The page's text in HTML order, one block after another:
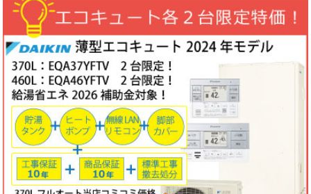
年保証付きコミコミ価格128,000円！
2026年06月02日
キャンペーン
ノーリツでおトクに買替え！ノーリツ対象製品の購入・設置・アプ
リ接続で
現金最大35,000円
がもれなくもらえるキャッシュバックキ
ャンペーン2026第2弾。キャンペーン期間：2026年6月1日～12月
18日まで
2026年06月02日
目玉商品
【1台限定特価！】三菱ルームエアコン霧ヶ峰GVシリーズ10畳用
MSZ-GV2823-W・標準工事費（冷媒配管4ｍまで込）コミコミ価格
99,800円！完売しました
2026年05月22日
お知らせ
ノーリツ・リンナイ・パロマ製品の値上げに伴う価格改定について